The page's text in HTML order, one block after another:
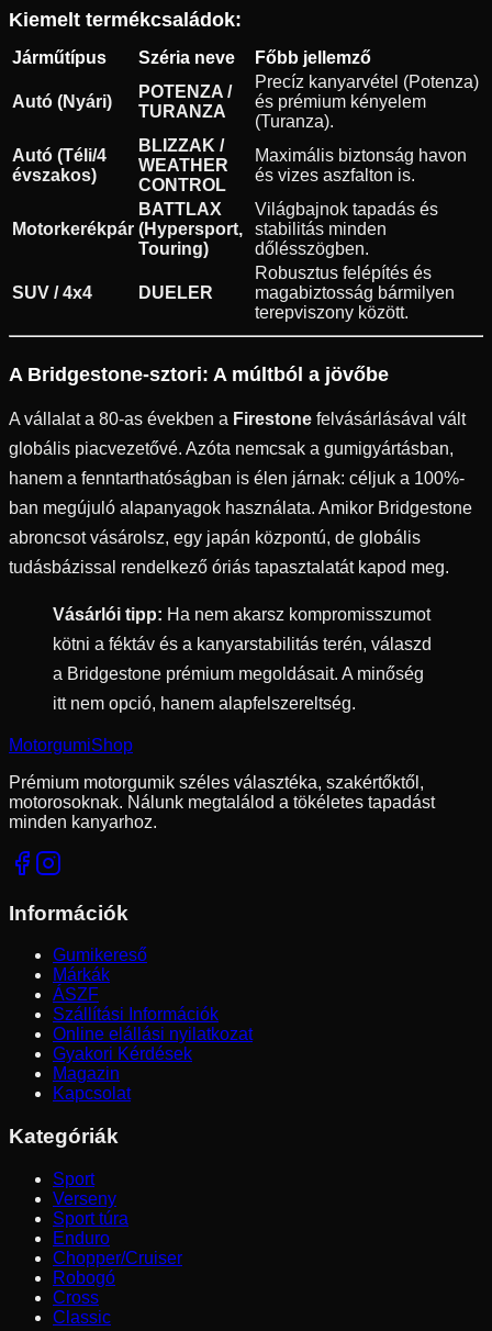
Kiemelt termékcsaládok:
Járműtípus Széria neve Főbb jellemző
Autó (Nyári)
POTENZA /
TURANZA
Precíz kanyarvétel (Potenza)
és prémium kényelem
(Turanza).
Autó (Téli/4
évszakos)
BLIZZAK /
WEATHER
CONTROL
Maximális biztonság havon
és vizes aszfalton is.
Motorkerékpár
BATTLAX
(Hypersport,
Touring)
Világbajnok tapadás és
stabilitás minden
dőlésszögben.
SUV / 4x4 DUELER
Robusztus felépítés és
magabiztosság bármilyen
terepviszony között.
A Bridgestone-sztori: A múltból a jövőbe
A vállalat a 80-as években a Firestone felvásárlásával vált
globális piacvezetővé. Azóta nemcsak a gumigyártásban,
hanem a fenntarthatóságban is élen járnak: céljuk a 100%-
ban megújuló alapanyagok használata. Amikor Bridgestone
abroncsot vásárolsz, egy japán központú, de globális
tudásbázissal rendelkező óriás tapasztalatát kapod meg.
Vásárlói tipp: Ha nem akarsz kompromisszumot
kötni a féktáv és a kanyarstabilitás terén, válaszd
a Bridgestone prémium megoldásait. A minőség
itt nem opció, hanem alapfelszereltség.
MotorgumiShop
Prémium motorgumik széles választéka, szakértőktől,
motorosoknak. Nálunk megtalálod a tökéletes tapadást
minden kanyarhoz.
Információk
Gumikereső
Márkák
ÁSZF
Szállítási Információk
Online elállási nyilatkozat
Gyakori Kérdések
Magazin
Kapcsolat
Kategóriák
Sport
Verseny
Sport túra
Enduro
Chopper/Cruiser
Robogó
Cross
Classic